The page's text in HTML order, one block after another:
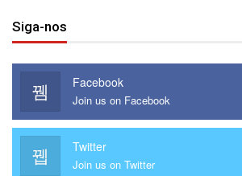
Siga-nos
Facebook
Join us on Facebook
Twitter
Join us on Twitter